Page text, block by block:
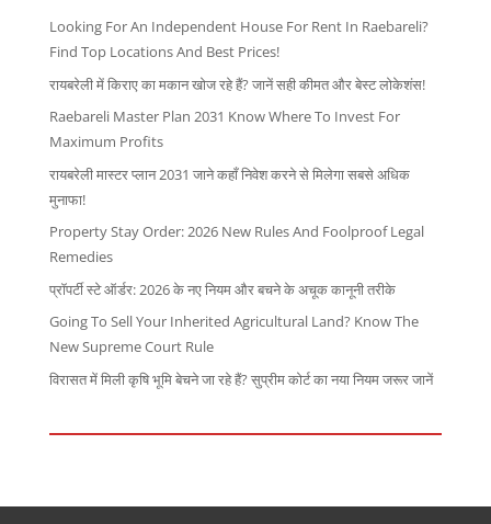
Looking For An Independent House For Rent In Raebareli?
Find Top Locations And Best Prices!
रायबरेली में किराए का मकान खोज रहे हैं? जानें सही कीमत और बेस्ट लोकेशंस!
Raebareli Master Plan 2031 Know Where To Invest For
Maximum Profits
रायबरेली मास्टर प्लान 2031 जाने कहाँ निवेश करने से मिलेगा सबसे अधिक
मुनाफा!
Property Stay Order: 2026 New Rules And Foolproof Legal
Remedies
प्रॉपर्टी स्टे ऑर्डर: 2026 के नए नियम और बचने के अचूक कानूनी तरीके
Going To Sell Your Inherited Agricultural Land? Know The
New Supreme Court Rule
विरासत में मिली कृषि भूमि बेचने जा रहे हैं? सुप्रीम कोर्ट का नया नियम जरूर जानें